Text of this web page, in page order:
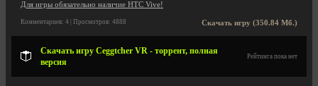
Для игры обязательно наличие HTC Vive!
Скачать игру (350.84 Мб.)
Комментариев: 4 | Просмотров: 4888
Скачать игру Ceggtcher VR - торрент, полная
версия
Рейтинга пока нет